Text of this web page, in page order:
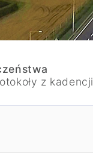
z kadencji